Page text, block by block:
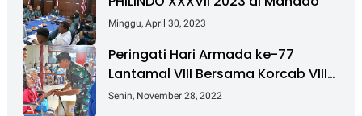
Minggu, April 30, 2023
Peringati Hari Armada ke-77
Lantamal VIII Bersama Korcab VIII
DJA II Laksanakan Bakti Sosial
Senin, November 28, 2022